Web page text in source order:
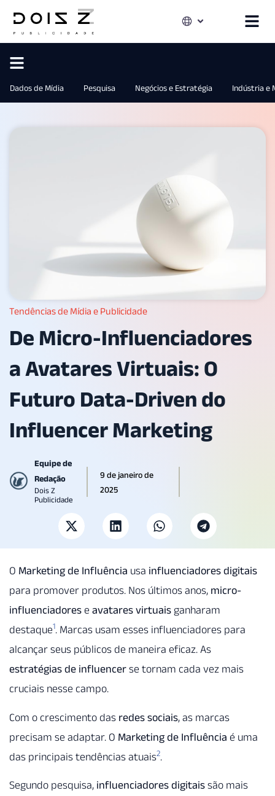
Dados de Mídia Pesquisa Negócios e Estratégia Indústria e
Tendências de Mídia e Publicidade
De Micro-Influenciadores
a Avatares Virtuais: O
Futuro Data-Driven do
Influencer Marketing
Equipe de
Redação
Dois Z
Publicidade
9 de janeiro de
2025
O Marketing de Influência usa influenciadores digitais
para promover produtos. Nos últimos anos, micro-
influenciadores e avatares virtuais ganharam
destaque1. Marcas usam esses influenciadores para
alcançar seus públicos de maneira eficaz. As
estratégias de influencer se tornam cada vez mais
cruciais nesse campo.
Com o crescimento das redes sociais, as marcas
precisam se adaptar. O Marketing de Influência é uma
das principais tendências atuais2.
Segundo pesquisa, influenciadores digitais são mais